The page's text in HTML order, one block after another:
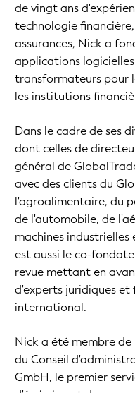
de vingt ans
technologie
assurances, Nick a
applications
transformateurs pour
les institutions
Dans le cadre de ses
dont celles de
général de
avec des clients du
l'agroalimentaire, du
de l'automobile, de
machines
est aussi le co-
revue mettant en
d'experts juridiques et
international.
Nick a été membre
du Conseil
GmbH, le premier